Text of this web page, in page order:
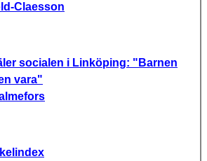
Claesson
socialen i Linköping: "Barnen
vara"